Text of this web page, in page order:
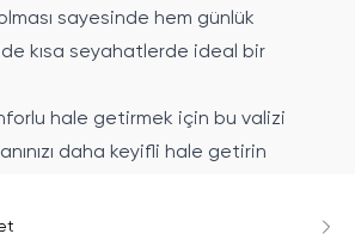
sayesinde hem günlük
de kısa seyahatlerde ideal bir
hale getirmek için bu valizi
daha keyifli hale getirin